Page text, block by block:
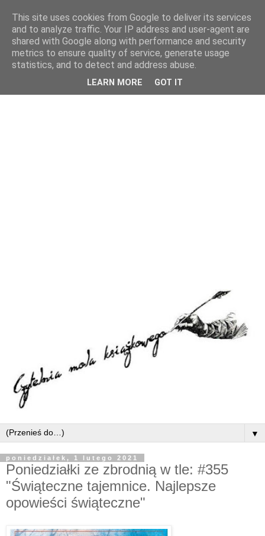
▼
poniedziałek, 1 lutego 2021
Poniedziałki ze zbrodnią w tle: #355
"Świąteczne tajemnice. Najlepsze
opowieści świąteczne"
This site uses cookies from Google to deliver its services
and to analyze traffic. Your IP address and user-agent are
shared with Google along with performance and security
metrics to ensure quality of service, generate usage
statistics, and to detect and address abuse.
LEARN MORE GOT IT